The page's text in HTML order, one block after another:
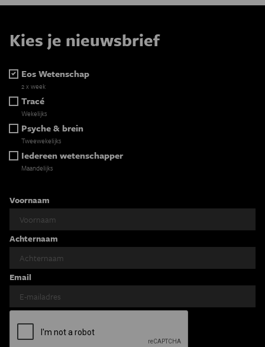
Kies je nieuwsbrief
Eos Wetenschap
2 x week
Tracé
Wekelijks
Psyche & brein
Tweewekelijks
Iedereen wetenschapper
Maandelijks
Voornaam
Achternaam
Email